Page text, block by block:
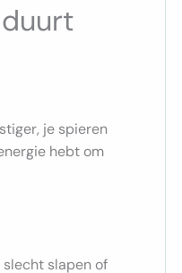
je spieren
hebt om
slapen of